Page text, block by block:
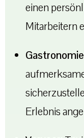
einen
Mitarbeitern
Erlebnis